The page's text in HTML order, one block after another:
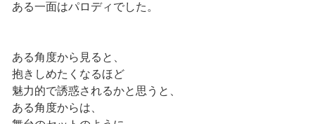
ある一面はパロディでした。
ある角度から見ると、
抱きしめたくなるほど
魅力的で誘惑されるかと思うと、
ある角度からは、